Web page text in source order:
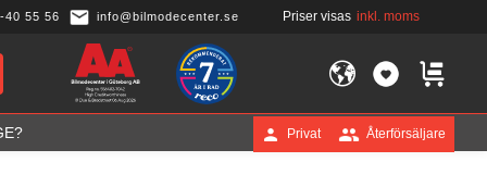
40 55 56 info@bilmodecenter.se Priser visas inkl. moms
Privat Återförsäljare
FAVORITER